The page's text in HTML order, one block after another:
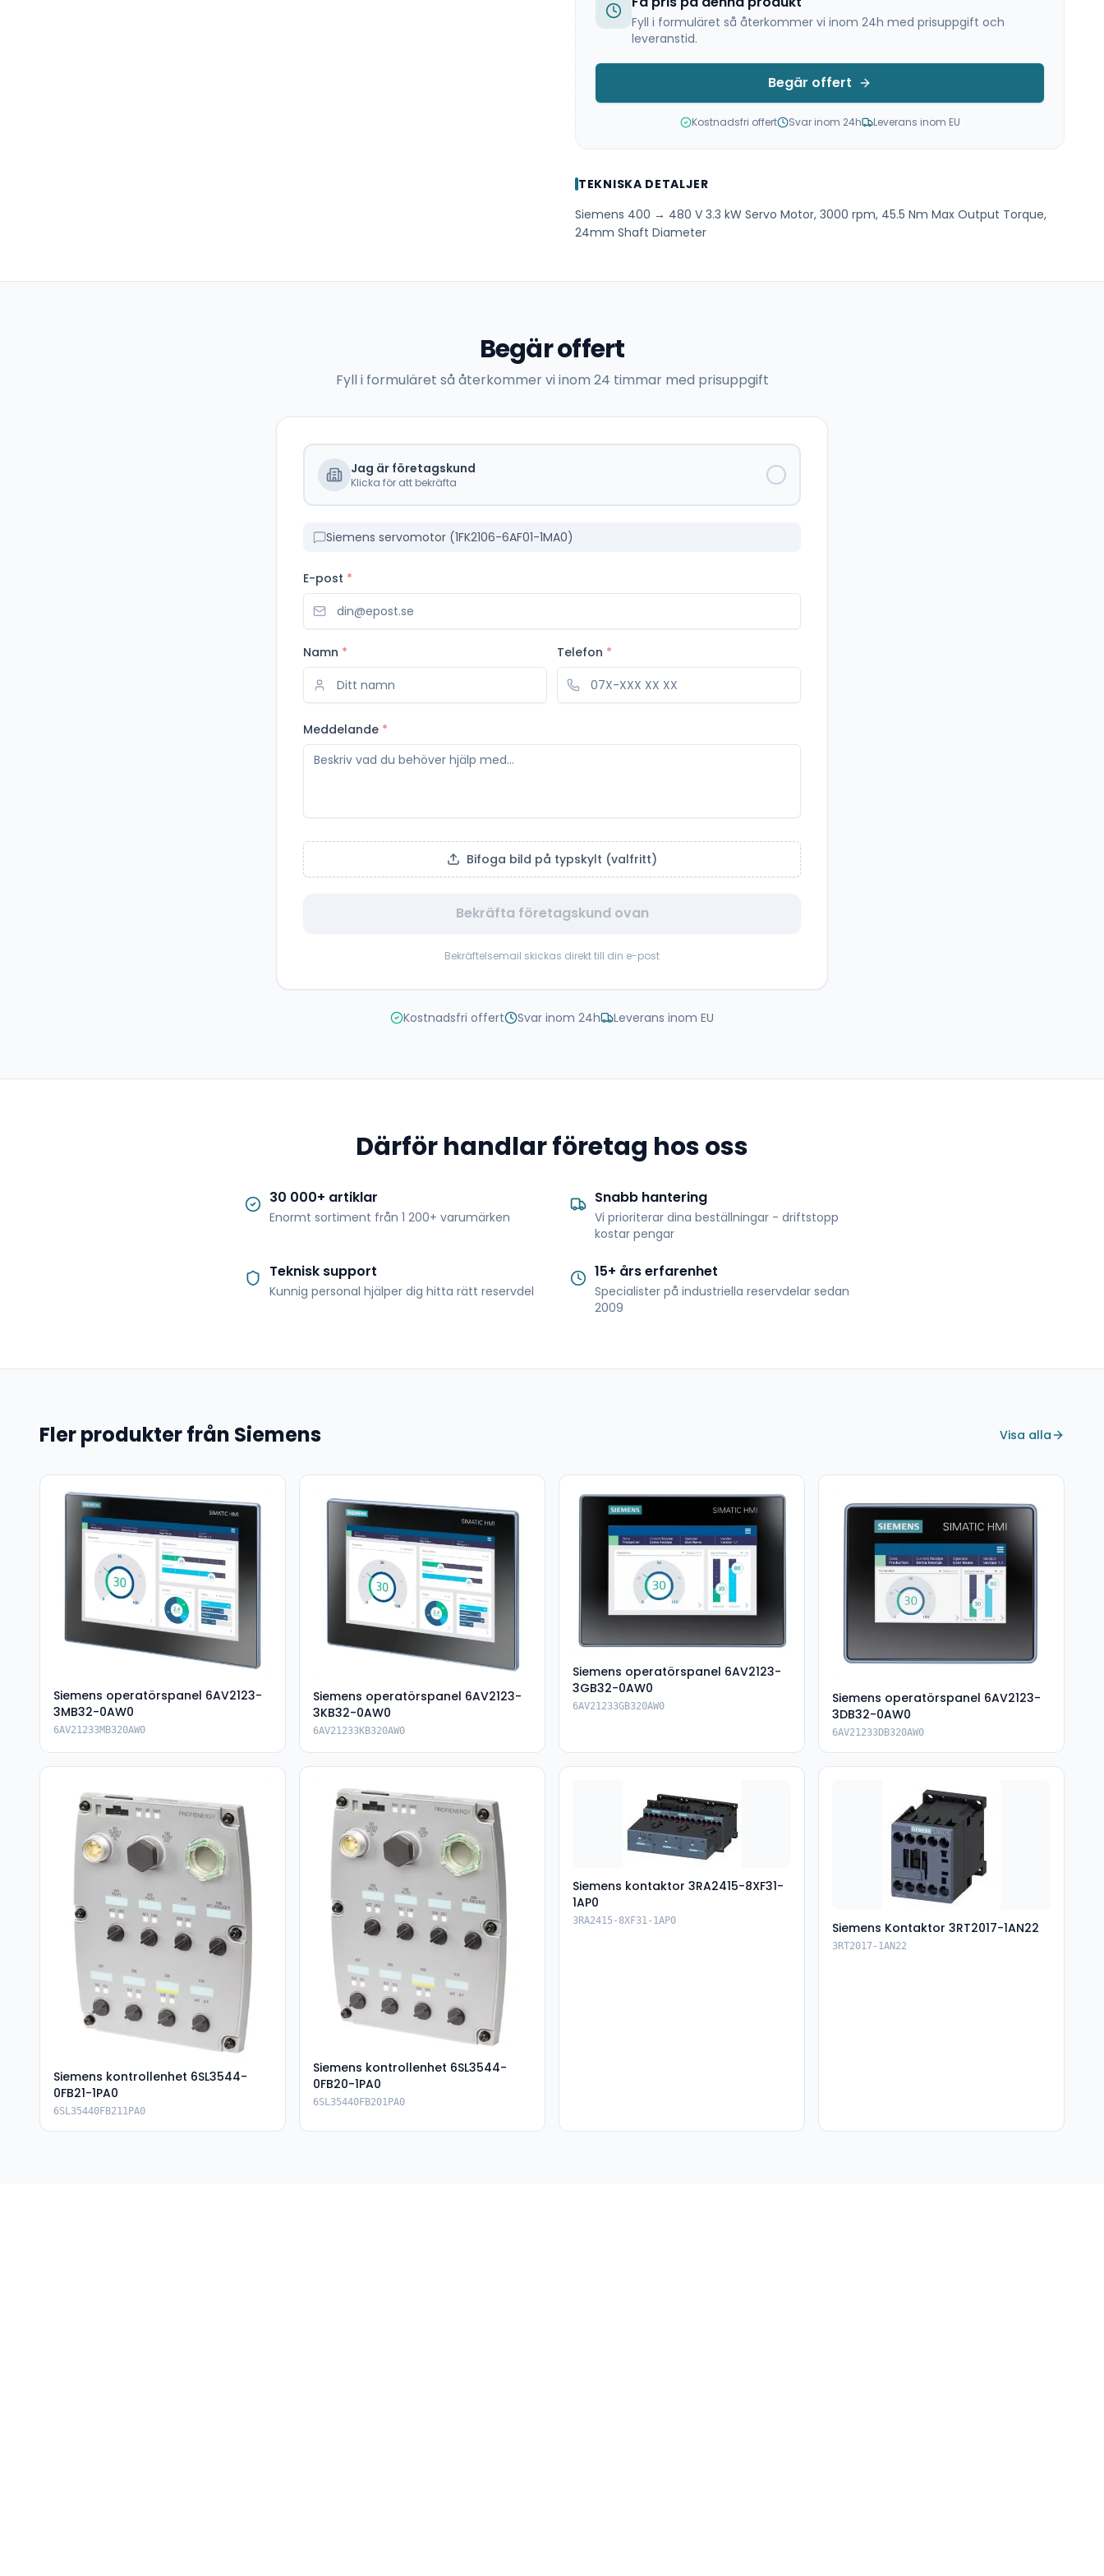
Fyll i formuläret så återkommer vi inom 24h med prisuppgift och
leveranstid.
Begär offert
Kostnadsfri offert Svar inom 24h Leverans inom EU
TEKNISKA DETALJER
Siemens 400 → 480 V 3.3 kW Servo Motor, 3000 rpm, 45.5 Nm Max Output Torque,
24mm Shaft Diameter
Begär offert
Fyll i formuläret så återkommer vi inom 24 timmar med prisuppgift
Jag är företagskund
Klicka för att bekräfta
Siemens servomotor (1FK2106-6AF01-1MA0)
E-post *
Namn * Telefon *
Meddelande *
Bifoga bild på typskylt (valfritt)
Bekräfta företagskund ovan
Bekräftelsemail skickas direkt till din e-post
Kostnadsfri offert Svar inom 24h Leverans inom EU
Därför handlar företag hos oss
30 000+ artiklar
Enormt sortiment från 1 200+ varumärken
Snabb hantering
Vi prioriterar dina beställningar - driftstopp
kostar pengar
Teknisk support
Kunnig personal hjälper dig hitta rätt reservdel
15+ års erfarenhet
Specialister på industriella reservdelar sedan
2009
Fler produkter från Siemens Visa alla
Siemens operatörspanel 6AV2123-
3MB32-0AW0
6AV21233MB320AW0
Siemens operatörspanel 6AV2123-
3KB32-0AW0
6AV21233KB320AW0
Siemens operatörspanel 6AV2123-
3GB32-0AW0
6AV21233GB320AW0
Siemens operatörspanel 6AV2123-
3DB32-0AW0
6AV21233DB320AW0
Siemens kontrollenhet 6SL3544-
0FB21-1PA0
6SL35440FB211PA0
Siemens kontrollenhet 6SL3544-
0FB20-1PA0
6SL35440FB201PA0
Siemens kontaktor 3RA2415-8XF31-
1AP0
3RA2415-8XF31-1AP0 Siemens Kontaktor 3RT2017-1AN22
3RT2017-1AN22